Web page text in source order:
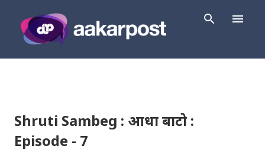
Shruti Sambeg : आधा बाटो :
Episode - 7